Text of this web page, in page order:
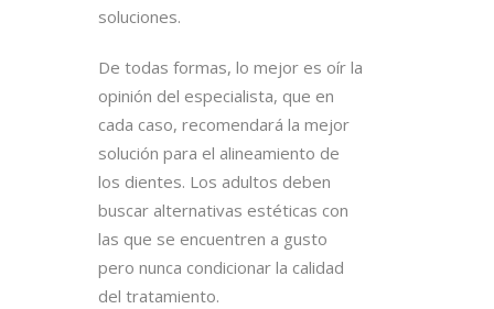
soluciones.
De todas formas, lo mejor es oír la
opinión del especialista, que en
cada caso, recomendará la mejor
solución para el alineamiento de
los dientes. Los adultos deben
buscar alternativas estéticas con
las que se encuentren a gusto
pero nunca condicionar la calidad
del tratamiento.